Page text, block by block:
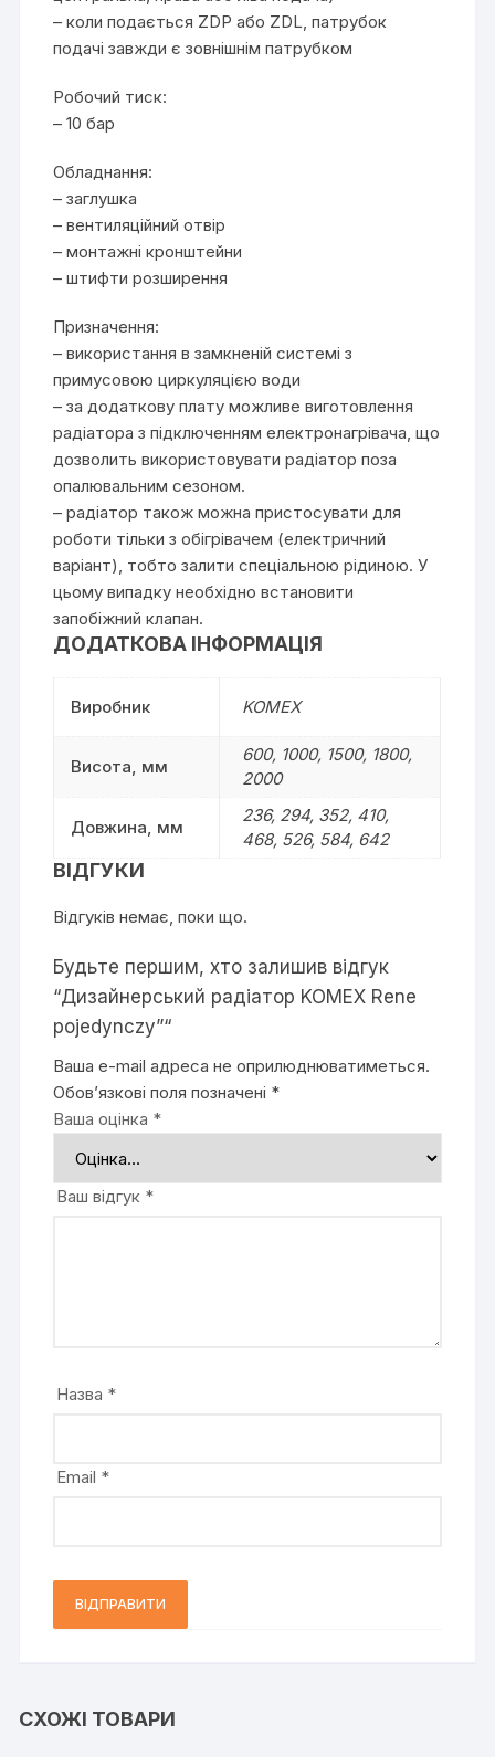
– коли подається ZDP або ZDL, патрубок
подачі завжди є зовнішнім патрубком
Робочий тиск:
– 10 бар
Обладнання:
– заглушка
– вентиляційний отвір
– монтажні кронштейни
– штифти розширення
Призначення:
– використання в замкненій системі з
примусовою циркуляцією води
– за додаткову плату можливе виготовлення
радіатора з підключенням електронагрівача, що
дозволить використовувати радіатор поза
опалювальним сезоном.
– радіатор також можна пристосувати для
роботи тільки з обігрівачем (електричний
варіант), тобто залити спеціальною рідиною. У
цьому випадку необхідно встановити
запобіжний клапан.
ДОДАТКОВА ІНФОРМАЦІЯ
Виробник KOMEX
Висота, мм
600, 1000, 1500, 1800,
2000
Довжина, мм
236, 294, 352, 410,
468, 526, 584, 642
ВІДГУКИ
Відгуків немає, поки що.
Будьте першим, хто залишив відгук
“Дизайнерський радіатор KOMEX Rene
pojedynczy”“
Ваша e-mail адреса не оприлюднюватиметься.
Обов’язкові поля позначені *
Ваша оцінка *
Ваш відгук *
Назва *
Email *
СХОЖІ ТОВАРИ